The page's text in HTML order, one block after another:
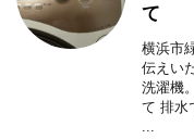
て
横浜市
伝えい
洗濯機
て 排水
...